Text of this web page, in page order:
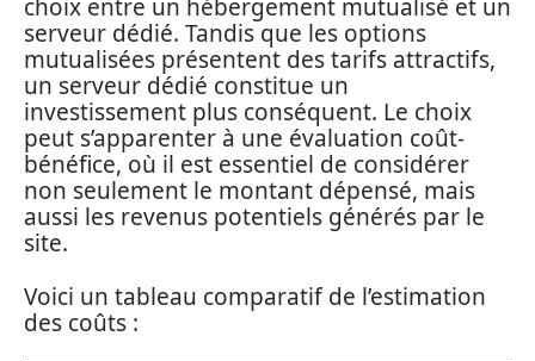
choix entre un hébergement mutualisé et un
serveur dédié. Tandis que les options
mutualisées présentent des tarifs attractifs,
un serveur dédié constitue un
investissement plus conséquent. Le choix
peut s’apparenter à une évaluation coût-
bénéfice, où il est essentiel de considérer
non seulement le montant dépensé, mais
aussi les revenus potentiels générés par le
site.
Voici un tableau comparatif de l’estimation
des coûts :